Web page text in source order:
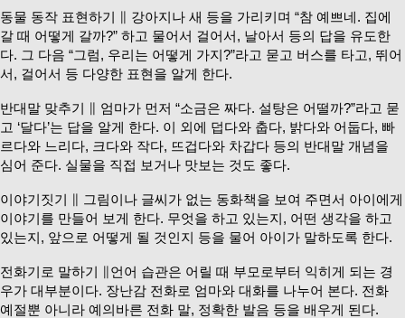
동물 동작 표현하기 ∥ 강아지나 새 등을 가리키며 “참 예쁘네. 집에
갈 때 어떻게 갈까?” 하고 물어서 걸어서, 날아서 등의 답을 유도한
다. 그 다음 “그럼, 우리는 어떻게 가지?”라고 묻고 버스를 타고, 뛰어
서, 걸어서 등 다양한 표현을 알게 한다.
반대말 맞추기 ∥ 엄마가 먼저 “소금은 짜다. 설탕은 어떨까?”라고 묻
고 ‘달다’는 답을 알게 한다. 이 외에 덥다와 춥다, 밝다와 어둡다, 빠
르다와 느리다, 크다와 작다, 뜨겁다와 차갑다 등의 반대말 개념을
심어 준다. 실물을 직접 보거나 맛보는 것도 좋다.
이야기짓기 ∥ 그림이나 글씨가 없는 동화책을 보여 주면서 아이에게
이야기를 만들어 보게 한다. 무엇을 하고 있는지, 어떤 생각을 하고
있는지, 앞으로 어떻게 될 것인지 등을 물어 아이가 말하도록 한다.
전화기로 말하기 ∥언어 습관은 어릴 때 부모로부터 익히게 되는 경
우가 대부분이다. 장난감 전화로 엄마와 대화를 나누어 본다. 전화
예절뿐 아니라 예의바른 전화 말, 정확한 발음 등을 배우게 된다.